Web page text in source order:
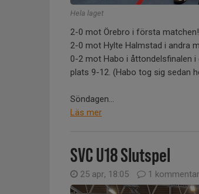
Hela laget
2-0 mot Örebro i första matchen!
2-0 mot Hylte Halmstad i andra
0-2 mot Habo i åttondelsfinalen
plats 9-12. (Habo tog sig sedan
Söndagen...
Läs mer
SVC U18 Slutspel
25 apr, 18:05 1 kommentar